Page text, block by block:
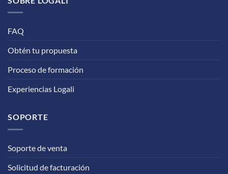
FAQ
Obtén tu propuesta
Proceso de formación
Experiencias Logali
SOPORTE
Soporte de venta
Solicitud de facturación